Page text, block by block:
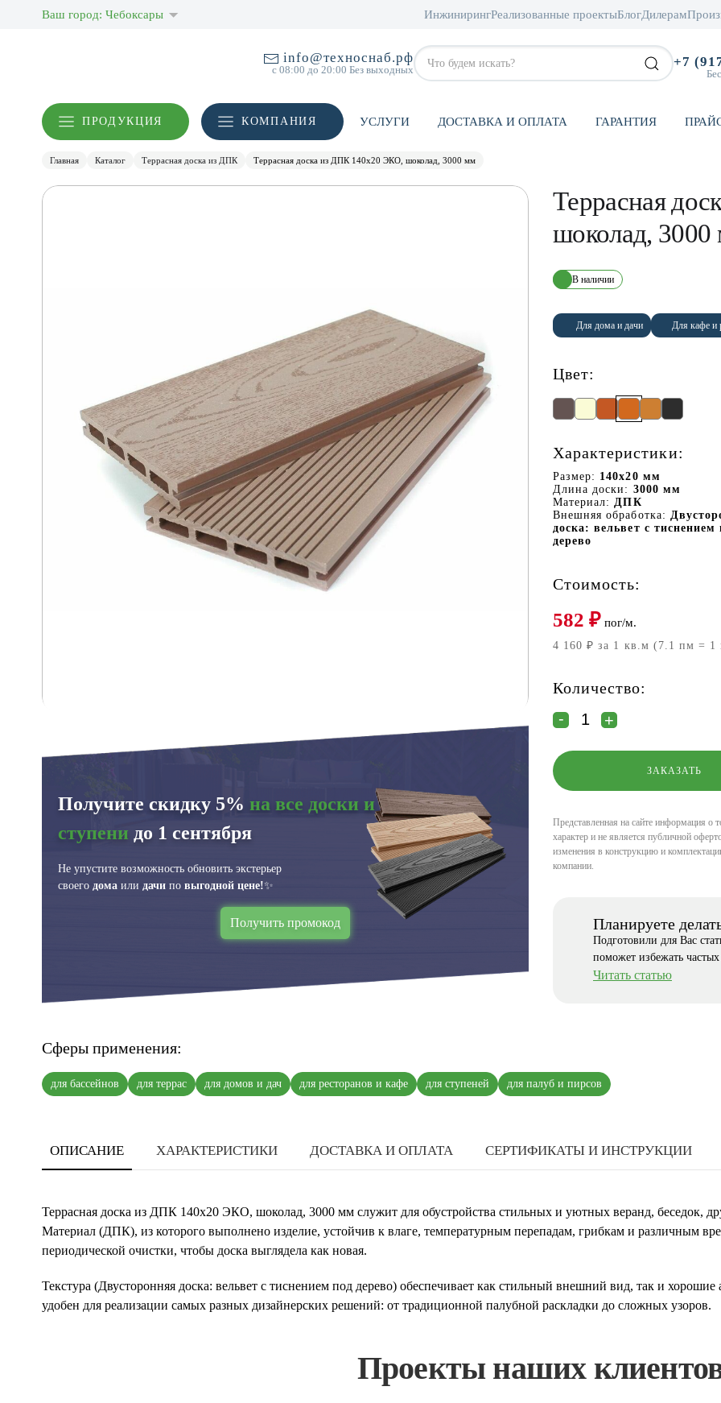
Ваш город: Чебоксары ИнжинирингРеализованные проектыБлогДилерам
info@техноснаб.рф
с 08:00 до 20:00 Без выходных
+7
ПРОДУКЦИЯ КОМПАНИЯ УСЛУГИ ДОСТАВКА И ОПЛАТА ГАРАНТИЯ
Главная Каталог Террасная доска из ДПК Террасная доска из ДПК 140х20 ЭКО, шоколад, 3000 мм
Получите скидку 5% на все доски и
ступени до 1 сентября
Не упустите возможность обновить экстерьер
своего дома или дачи по выгодной цене!✨
Получить промокод
Террасная
шоколад,
В наличии
Для дома и дачи Для кафе и
Цвет:
Характеристики:
Размер: 140х20 мм
Длина доски: 3000 мм
Материал: ДПК
Внешняя обработка:
доска: вельвет с тиснением
дерево
Стоимость:
582 ₽ пог/м.
4 160 ₽ за 1 кв.м (7.1 пм = 1
Количество:
Представленная на сайте информация о
характер и не является публичной
изменения в конструкцию и
компании.
Планируете
Подготовили для Вас
поможет избежать
Читать статью
Сферы применения:
для бассейнов для террас для домов и дач для ресторанов и кафе для ступеней для палуб и пирсов
ОПИСАНИЕ ХАРАКТЕРИСТИКИ ДОСТАВКА И ОПЛАТА СЕРТИФИКАТЫ И ИНСТРУКЦИИ
Террасная доска из ДПК 140х20 ЭКО, шоколад, 3000 мм служит для обустройства стильных и уютных веранд, беседок,
Материал (ДПК), из которого выполнено изделие, устойчив к влаге, температурным перепадам, грибкам и различным
периодической очистки, чтобы доска выглядела как новая.
Текстура (Двусторонняя доска: вельвет с тиснением под дерево) обеспечивает как стильный внешний вид, так и
удобен для реализации самых разных дизайнерских решений: от традиционной палубной раскладки до сложных узоров.
Проекты наших